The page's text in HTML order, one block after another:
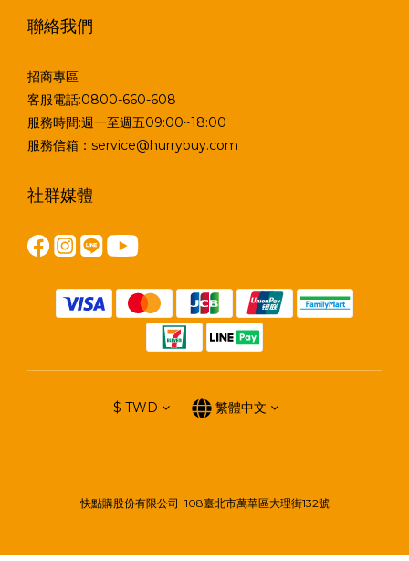
聯絡我們
招商專區
客服電話:0800-660-608
服務時間:週一至週五09:00~18:00
服務信箱：service@hurrybuy.com
社群媒體
$ TWD 繁體中文
快點購股份有限公司 108臺北市萬華區大理街132號